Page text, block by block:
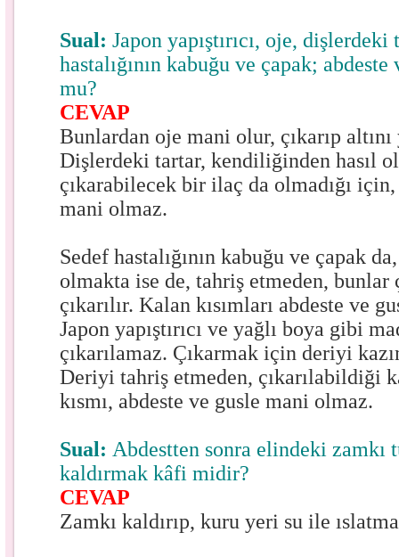
Sual: Japon yapıştırıcı, oje, dişlerdeki
hastalığının kabuğu ve çapak;
mu?
CEVAP
Bunlardan oje mani olur, çıkarıp
Dişlerdeki tartar, kendiliğinden hasıl
çıkarabilecek bir ilaç da olmadığı
mani olmaz.
Sedef hastalığının kabuğu ve çapak
olmakta ise de, tahriş etmeden, bunlar
çıkarılır. Kalan kısımları abdeste ve
Japon yapıştırıcı ve yağlı boya gibi
çıkarılamaz. Çıkarmak için deriyi
Deriyi tahriş etmeden, çıkarılabildiği
kısmı, abdeste ve gusle mani olmaz.
Sual: Abdestten sonra elindeki zamkı
kaldırmak kâfi midir?
CEVAP
Zamkı kaldırıp, kuru yeri su ile